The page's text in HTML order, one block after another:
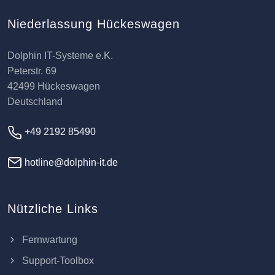
Niederlassung Hückeswagen
Dolphin IT-Systeme e.K.
Peterstr. 69
42499 Hückeswagen
Deutschland
+49 2192 85490
hotline@dolphin-it.de
Nützliche Links
Fernwartung
Support-Toolbox